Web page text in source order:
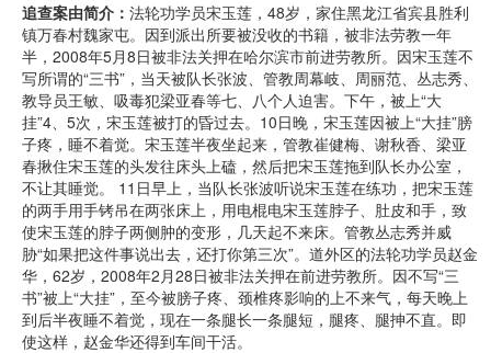
追查案由简介： 法轮功学员宋玉莲，48岁，家住黑龙江省宾县胜利
镇万春村魏家屯。因到派出所要被没收的书籍，被非法劳教一年
半，2008年5月8日被非法关押在哈尔滨市前进劳教所。因宋玉莲不
写所谓的“三书”，当天被队长张波、管教周幕岐、周丽范、丛志秀、
教导员王敏、吸毒犯梁亚春等七、八个人迫害。下午，被上“大
挂”4、5次，宋玉莲被打的昏过去。10日晚，宋玉莲因被上“大挂”膀
子疼，睡不着觉。宋玉莲半夜坐起来，管教崔健梅、谢秋香、梁亚
春揪住宋玉莲的头发往床头上磕，然后把宋玉莲拖到队长办公室，
不让其睡觉。 11日早上，当队长张波听说宋玉莲在练功，把宋玉莲
的两手用手铐吊在两张床上，用电棍电宋玉莲脖子、肚皮和手，致
使宋玉莲的脖子两侧肿的变形，几天起不来床。管教丛志秀并威
胁“如果把这件事说出去，还打你第三次”。道外区的法轮功学员赵金
华，62岁，2008年2月28日被非法关押在前进劳教所。因不写“三
书”被上“大挂”，至今被膀子疼、颈椎疼影响的上不来气，每天晚上
到后半夜睡不着觉，现在一条腿长一条腿短，腿疼、腿抻不直。即
使这样，赵金华还得到车间干活。